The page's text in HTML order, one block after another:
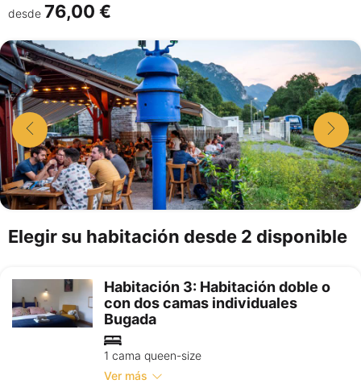
desde 76,00 €
Elegir su habitación desde 2 disponible
Habitación 3: Habitación doble o
con dos camas individuales
Bugada
1 cama queen-size
Ver más